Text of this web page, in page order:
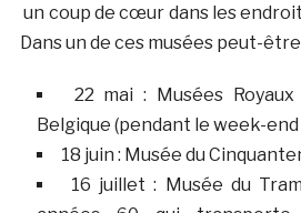
un coup de cœur dans les
Dans un de ces musées peut-être
22 mai : Musées
Belgique (pendant le week-end
18 juin : Musée du
16 juillet : Musée du